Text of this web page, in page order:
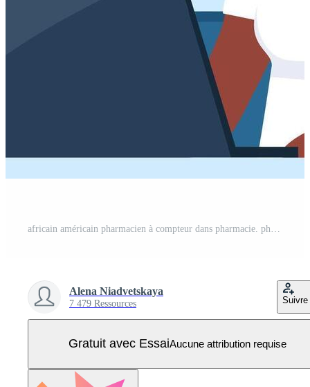
Alena Niadvetskaya
7 479 Ressources Suivre
Gratuit avec EssaiAucune attribution requise